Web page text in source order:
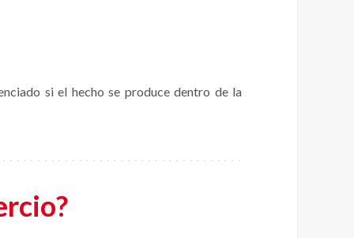
si el hecho se produce dentro de la